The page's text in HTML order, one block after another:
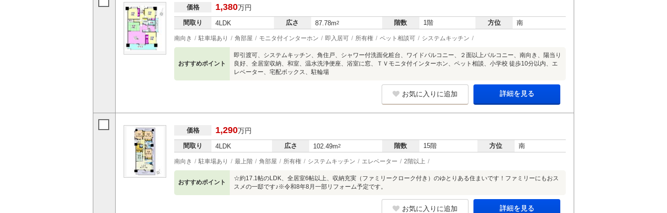
価格 1,380万円
間取り 4LDK 広さ 87.78m2 階数 1階 方位 南
南向き 駐車場あり 角部屋 モニタ付インターホン 即入居可 所有権 ペット相談可 システムキッチン
おすすめポイント
即引渡可、システムキッチン、角住戸、シャワー付洗面化粧台、ワイドバルコニー、２面以上バルコニー、南向き、陽当り
良好、全居室収納、和室、温水洗浄便座、浴室に窓、ＴＶモニタ付インターホン、ペット相談、小学校 徒歩10分以内、エ
レベーター、宅配ボックス、駐輪場
お気に入りに追加 詳細を見る
価格 1,290万円
間取り 4LDK 広さ 102.49m2 階数 15階 方位 南
南向き 駐車場あり 最上階 角部屋 所有権 システムキッチン エレベーター 2階以上
おすすめポイント
☆約17.1帖のLDK、全居室6帖以上、収納充実（ファミリークローク付き）のゆとりある住まいです！ファミリーにもおス
スメの一邸です♪※令和8年8月一部リフォーム予定です。
お気に入りに追加 詳細を見る